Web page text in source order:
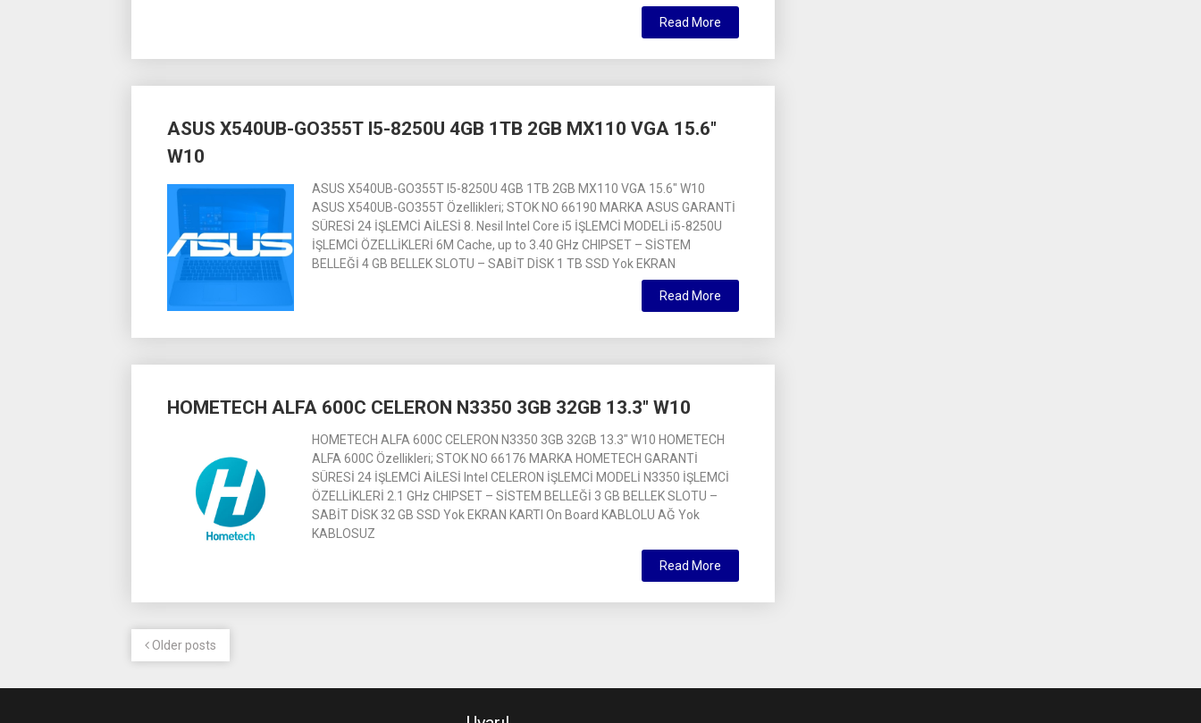
Read More
ASUS X540UB-GO355T I5-8250U 4GB 1TB 2GB MX110 VGA 15.6″
W10
ASUS X540UB-GO355T I5-8250U 4GB 1TB 2GB MX110 VGA 15.6″ W10
ASUS X540UB-GO355T Özellikleri; STOK NO 66190 MARKA ASUS GARANTİ
SÜRESİ 24 İŞLEMCİ AİLESİ 8. Nesil Intel Core i5 İŞLEMCİ MODELİ i5-8250U
İŞLEMCİ ÖZELLİKLERİ 6M Cache, up to 3.40 GHz CHIPSET – SİSTEM
BELLEĞİ 4 GB BELLEK SLOTU – SABİT DİSK 1 TB SSD Yok EKRAN
Read More
HOMETECH ALFA 600C CELERON N3350 3GB 32GB 13.3″ W10
HOMETECH ALFA 600C CELERON N3350 3GB 32GB 13.3″ W10 HOMETECH
ALFA 600C Özellikleri; STOK NO 66176 MARKA HOMETECH GARANTİ
SÜRESİ 24 İŞLEMCİ AİLESİ Intel CELERON İŞLEMCİ MODELİ N3350 İŞLEMCİ
ÖZELLİKLERİ 2.1 GHz CHIPSET – SİSTEM BELLEĞİ 3 GB BELLEK SLOTU –
SABİT DİSK 32 GB SSD Yok EKRAN KARTI On Board KABLOLU AĞ Yok
KABLOSUZ
Read More
Older posts